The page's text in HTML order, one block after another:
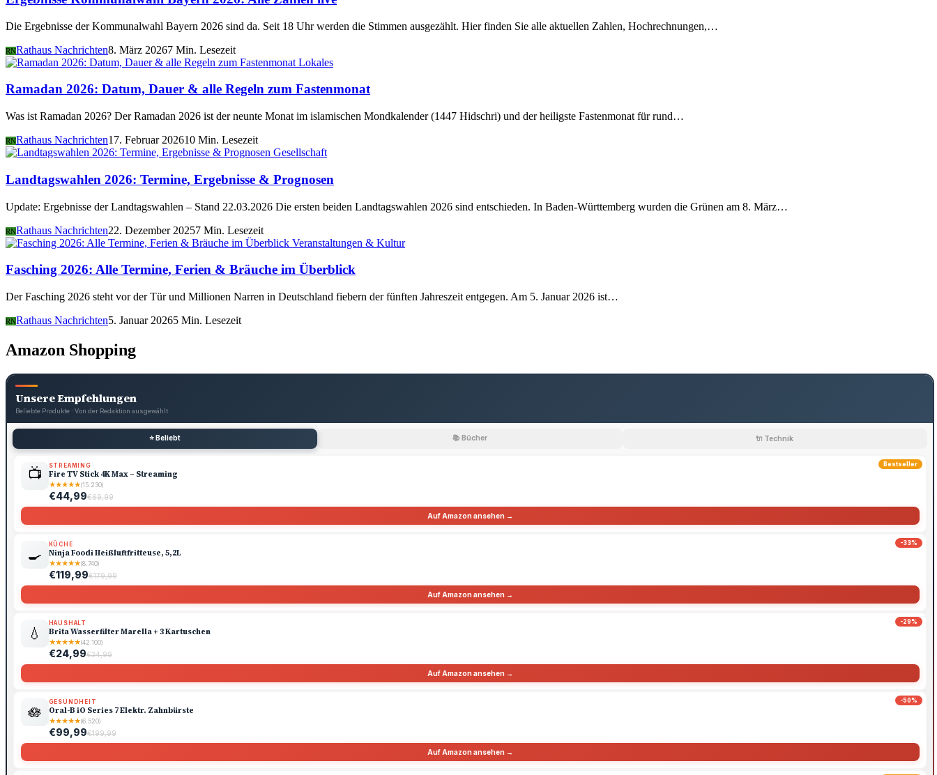
Die Ergebnisse der Kommunalwahl Bayern 2026 sind da. Seit 18 Uhr werden die Stimmen ausgezählt. Hier finden Sie alle aktuellen Zahlen, Hochrechnungen,…
RNRathaus Nachrichten8. März 20267 Min. Lesezeit
Lokales
Ramadan 2026: Datum, Dauer & alle Regeln zum Fastenmonat
Was ist Ramadan 2026? Der Ramadan 2026 ist der neunte Monat im islamischen Mondkalender (1447 Hidschri) und der heiligste Fastenmonat für rund…
RNRathaus Nachrichten17. Februar 202610 Min. Lesezeit
Gesellschaft
Landtagswahlen 2026: Termine, Ergebnisse & Prognosen
Update: Ergebnisse der Landtagswahlen – Stand 22.03.2026 Die ersten beiden Landtagswahlen 2026 sind entschieden. In Baden-Württemberg wurden die Grünen am 8. März…
RNRathaus Nachrichten22. Dezember 20257 Min. Lesezeit
Veranstaltungen & Kultur
Fasching 2026: Alle Termine, Ferien & Bräuche im Überblick
Der Fasching 2026 steht vor der Tür und Millionen Narren in Deutschland fiebern der fünften Jahreszeit entgegen. Am 5. Januar 2026 ist…
RNRathaus Nachrichten5. Januar 20265 Min. Lesezeit
Amazon Shopping
Unsere Empfehlungen
Beliebte Produkte · Von der Redaktion ausgewählt
⭐ Beliebt 📚 Bücher 🔌 Technik
Bestseller
📺 STREAMING
Fire TV Stick 4K Max – Streaming
★★★★★(15.230)
€44,99€69,99
Auf Amazon ansehen →
-33%
🍳
KÜCHE
Ninja Foodi Heißluftfritteuse, 5,2L
★★★★★(8.740)
€119,99€179,99
Auf Amazon ansehen →
-29%
💧
HAUSHALT
Brita Wasserfilter Marella + 3 Kartuschen
★★★★★(42.100)
€24,99€34,99
Auf Amazon ansehen →
-50%
🪷
GESUNDHEIT
Oral-B iO Series 7 Elektr. Zahnbürste
★★★★★(6.520)
€99,99€199,99
Auf Amazon ansehen →